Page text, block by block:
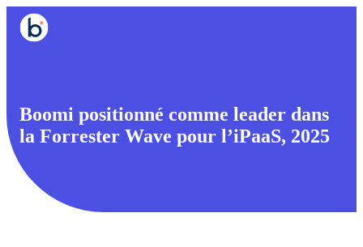
Boomi positionné comme leader dans
la Forrester Wave pour l’iPaaS, 2025